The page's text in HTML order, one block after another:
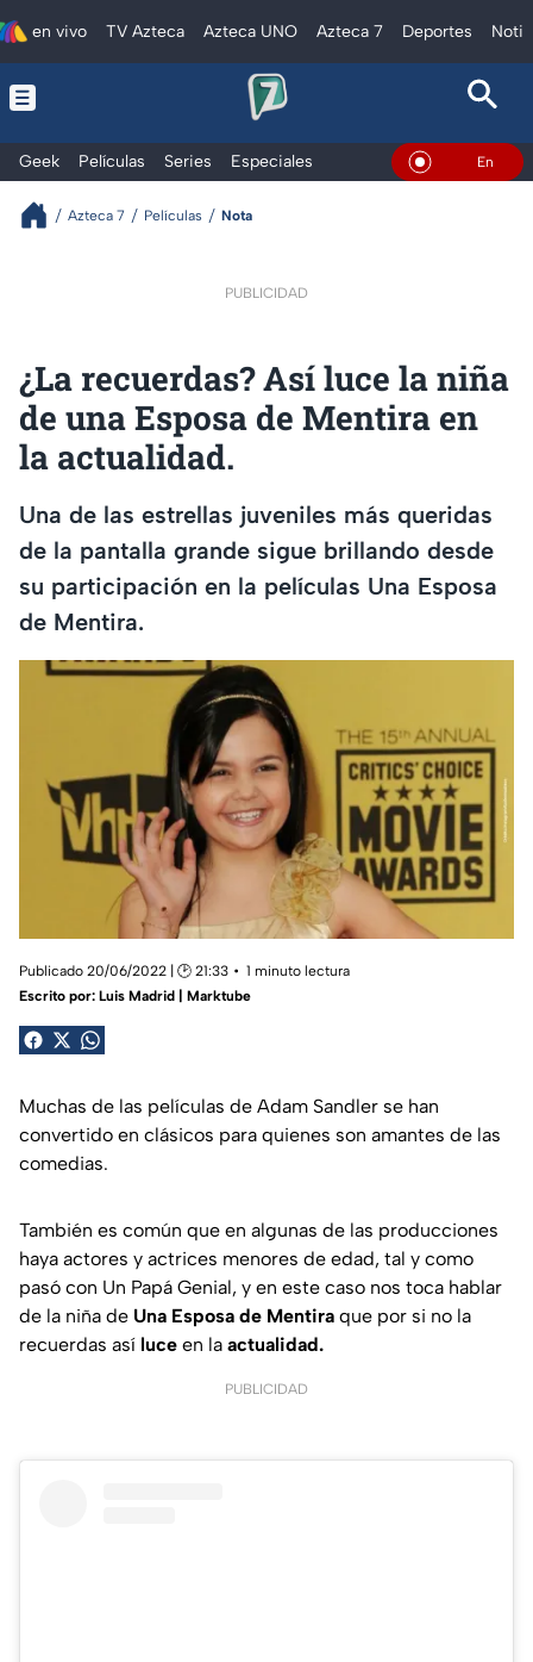
en vivo TV Azteca Azteca UNO Azteca 7 Deportes
Geek Películas Series Especiales En Vivo
Azteca 7 Películas Nota
PUBLICIDAD
¿La recuerdas? Así luce la niña
de una Esposa de Mentira en
la actualidad.
Una de las estrellas juveniles más queridas
de la pantalla grande sigue brillando desde
su participación en la películas Una Esposa
de Mentira.
Publicado 20/06/2022 | 🕑 21:33
1 minuto lectura
Escrito por: Luis Madrid | Marktube
Muchas de las películas de Adam Sandler se han
convertido en clásicos para quienes son amantes de las
comedias.
También es común que en algunas de las producciones
haya actores y actrices menores de edad, tal y como
pasó con Un Papá Genial, y en este caso nos toca hablar
de la niña de Una Esposa de Mentira que por si no la
recuerdas así luce en la actualidad.
PUBLICIDAD